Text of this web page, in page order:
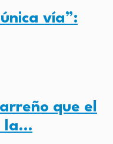
vía”:
que el
la…